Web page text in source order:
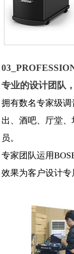
专业的设计团队
拥有数名专家级
出、酒吧、厅堂
员。
专家团队运用
效果为客户设计